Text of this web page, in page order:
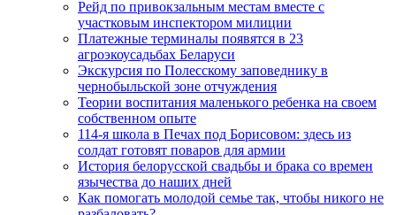
Рейд по привокзальным местам вместе с
участковым инспектором милиции
Платежные терминалы появятся в 23
агроэкоусадьбах Беларуси
Экскурсия по Полесскому заповеднику в
чернобыльской зоне отчуждения
Теории воспитания маленького ребенка на своем
собственном опыте
114-я школа в Печах под Борисовом: здесь из
солдат готовят поваров для армии
История белорусской свадьбы и брака со времен
язычества до наших дней
Как помогать молодой семье так, чтобы никого не